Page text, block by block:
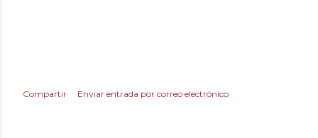
Compartir Enviar entrada por correo electrónico